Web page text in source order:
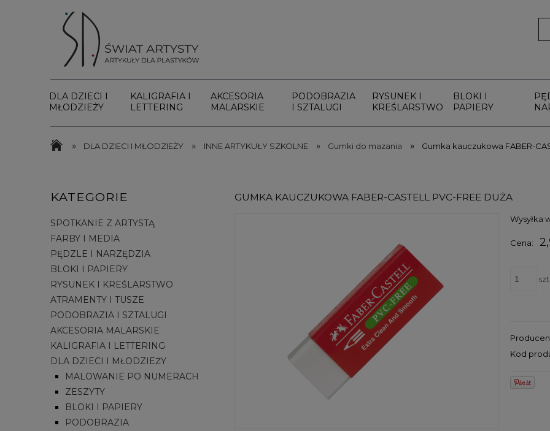
DLA DZIECI I
MŁODZIEŻY
KALIGRAFIA I
LETTERING
AKCESORIA
MALARSKIE
PODOBRAZIA
I SZTALUGI
RYSUNEK I
KREŚLARSTWO
BLOKI I
PAPIERY
» DLA DZIECI I MŁODZIEŻY » INNE ARTYKUŁY SZKOLNE » Gumki do mazania » Gumka kauczukowa FABER-
KATEGORIE
SPOTKANIE Z ARTYSTĄ
FARBY I MEDIA
PĘDZLE I NARZĘDZIA
BLOKI I PAPIERY
RYSUNEK I KREŚLARSTWO
ATRAMENTY I TUSZE
PODOBRAZIA I SZTALUGI
AKCESORIA MALARSKIE
KALIGRAFIA I LETTERING
DLA DZIECI I MŁODZIEŻY
MALOWANIE PO NUMERACH
ZESZYTY
BLOKI I PAPIERY
PODOBRAZIA
GUMKA KAUCZUKOWA FABER-CASTELL PVC-FREE DUŻA
Wysyłka
Cena:
szt.
Kod